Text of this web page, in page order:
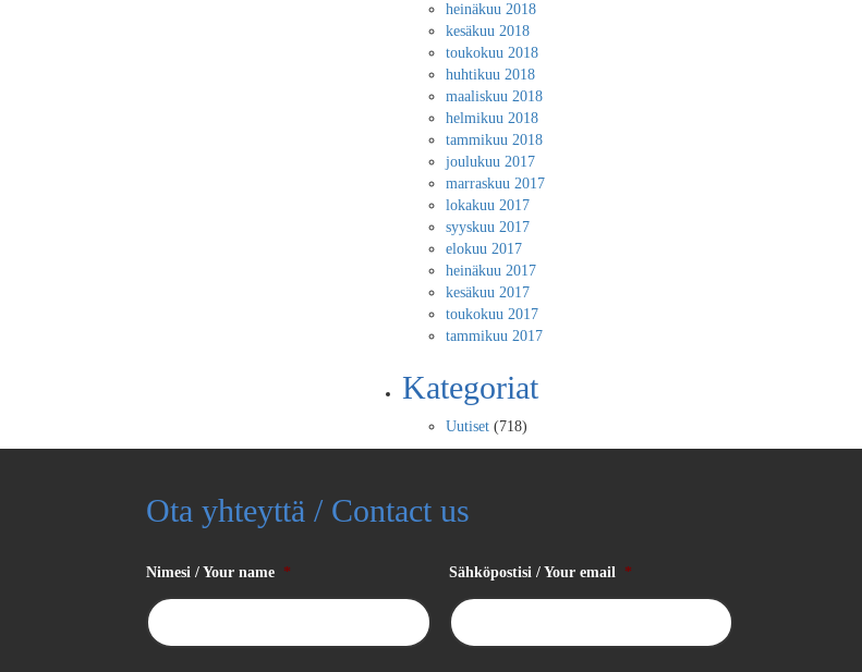
heinäkuu 2018
kesäkuu 2018
toukokuu 2018
huhtikuu 2018
maaliskuu 2018
helmikuu 2018
tammikuu 2018
joulukuu 2017
marraskuu 2017
lokakuu 2017
syyskuu 2017
elokuu 2017
heinäkuu 2017
kesäkuu 2017
toukokuu 2017
tammikuu 2017
Kategoriat
Uutiset (718)
Ota yhteyttä / Contact us
Nimesi / Your name * Sähköpostisi / Your email *